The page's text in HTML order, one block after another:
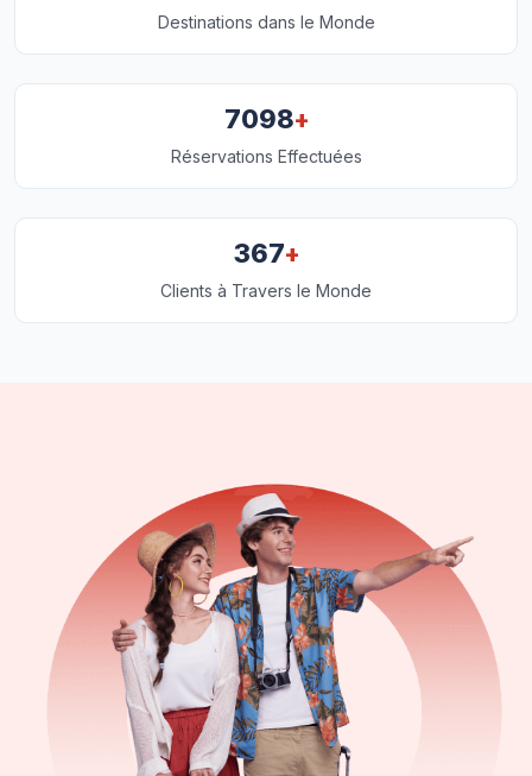
Destinations dans le Monde
7098+
Réservations Effectuées
367+
Clients à Travers le Monde